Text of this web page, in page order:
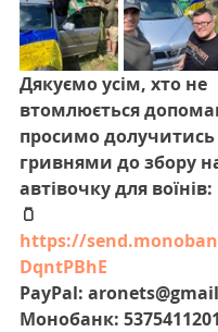
Дякуємо усім, хто не
втомлюється
просимо долучитись
гривнями до збору
автівочку для воїнів:
🫙
https://
DqntPBhE
PayPal:
Монобанк: